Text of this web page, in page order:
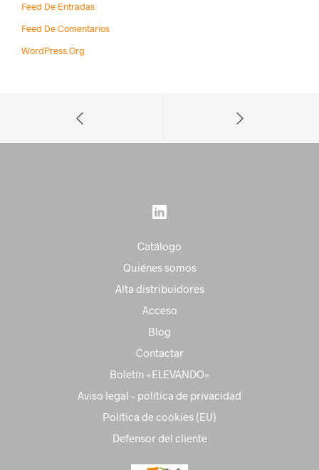
Feed De Entradas
Feed De Comentarios
WordPress.org
Catálogo
Quiénes somos
Alta distribuidores
Acceso
Blog
Contactar
Boletín «ELEVANDO»
Aviso legal – política de privacidad
Política de cookies (EU)
Defensor del cliente